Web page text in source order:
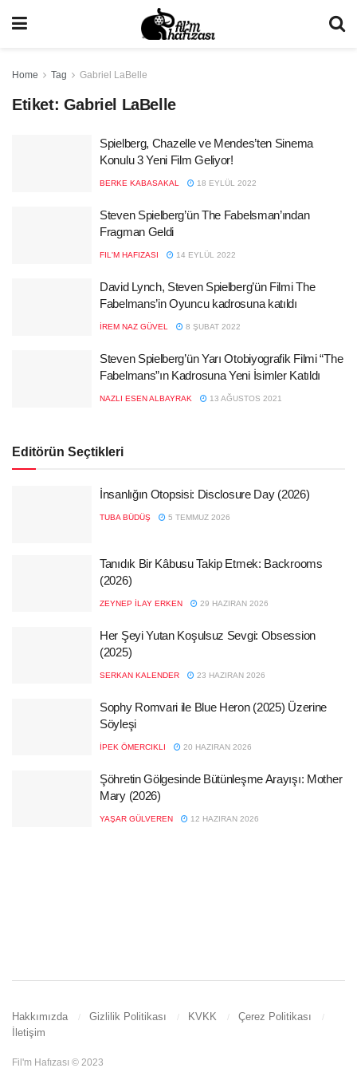
Home Tag Gabriel LaBelle
Etiket: Gabriel LaBelle
Spielberg, Chazelle ve Mendes’ten Sinema
Konulu 3 Yeni Film Geliyor!
BERKE KABASAKAL 18 EYLÜL 2022
Steven Spielberg’ün The Fabelsman’ından
Fragman Geldi
FIL'M HAFIZASI 14 EYLÜL 2022
David Lynch, Steven Spielberg’ün Filmi The
Fabelmans’in Oyuncu kadrosuna katıldı
İREM NAZ GÜVEL 8 ŞUBAT 2022
Steven Spielberg’ün Yarı Otobiyografik Filmi “The
Fabelmans”ın Kadrosuna Yeni İsimler Katıldı
NAZLI ESEN ALBAYRAK 13 AĞUSTOS 2021
Editörün Seçtikleri
İnsanlığın Otopsisi: Disclosure Day (2026)
TUBA BÜDÜŞ 5 TEMMUZ 2026
Tanıdık Bir Kâbusu Takip Etmek: Backrooms
(2026)
ZEYNEP İLAY ERKEN 29 HAZIRAN 2026
Her Şeyi Yutan Koşulsuz Sevgi: Obsession
(2025)
SERKAN KALENDER 23 HAZIRAN 2026
Sophy Romvari ile Blue Heron (2025) Üzerine
Söyleşi
İPEK ÖMERCIKLI 20 HAZIRAN 2026
Şöhretin Gölgesinde Bütünleşme Arayışı: Mother
Mary (2026)
YAŞAR GÜLVEREN 12 HAZIRAN 2026
Hakkımızda Gizlilik Politikası KVKK
Çerez Politikası
İletişim
Fil'm Hafızası © 2023